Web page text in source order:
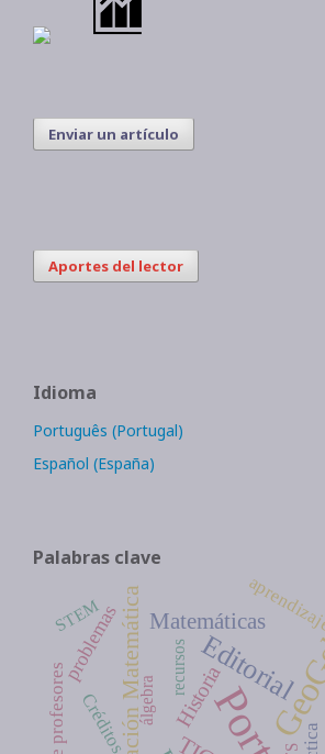
Enviar un artículo
Aportes del lector
Idioma
Português (Portugal)
Español (España)
Palabras clave
Editorial
Matemáticas
Historia
problemas
Créditos
aprendizaje
STEM
álgebra
recursos